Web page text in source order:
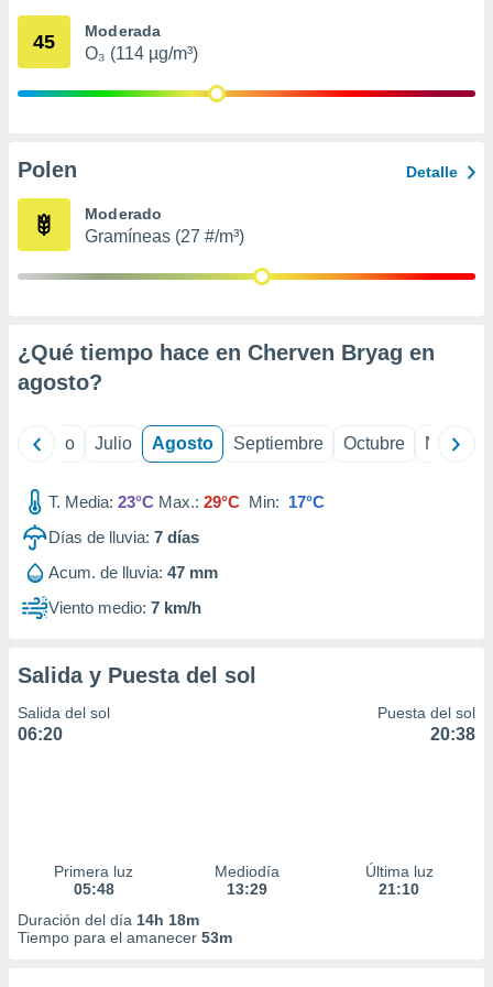
e
publicidad
1199
45 Moderada
O₃ (114 µg/m³)
Polen Detalle
Moderado
Gramíneas (27 #/m³)
¿Qué tiempo hace en Cherven Bryag en
agosto?
Junio Julio Agosto Septiembre Octubre
T. Media: 23°C Max.: 29°C Min: 17°C
Días de lluvia: 7 días
Acum. de lluvia: 47 mm
Viento medio: 7 km/h
Salida y Puesta del sol
Salida del sol
06:20
Puesta del sol
20:38
Primera luz
05:48
Mediodía
13:29
Última luz
21:10
Duración del día 14h 18m
Tiempo para el amanecer 53m